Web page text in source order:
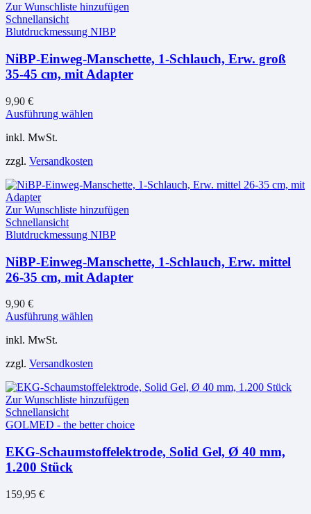
können
der
gewählt
werden
Zur Wunschliste hinzufügen
Schnellansicht
Blutdruckmessung NIBP
NiBP-Einweg-Manschette, 1-Schlauch, Erw. groß
35-45 cm, mit Adapter
9,90 €
Ausführung wählen
Varianten
Die
können
der
gewählt
werden
inkl. MwSt.
zzgl. Versandkosten
Zur Wunschliste hinzufügen
Schnellansicht
Blutdruckmessung NIBP
NiBP-Einweg-Manschette, 1-Schlauch, Erw. mittel
26-35 cm, mit Adapter
9,90 €
Ausführung wählen
Varianten
Die
Optionen
auf
Produktseite
inkl. MwSt.
zzgl. Versandkosten
Zur Wunschliste hinzufügen
Schnellansicht
GOLMED - the better choice
EKG-Schaumstoffelektrode, Solid Gel, Ø 40 mm,
1.200 Stück
159,95 €